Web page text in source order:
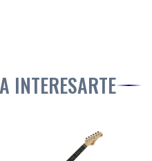
INTERESARTE